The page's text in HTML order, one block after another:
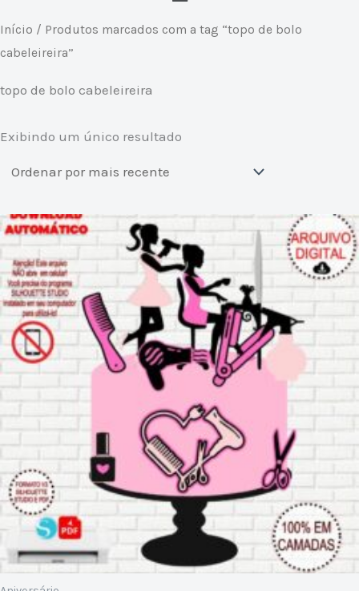
Início / Produtos marcados com a tag “topo de bolo
cabeleireira”
topo de bolo cabeleireira
Exibindo um único resultado